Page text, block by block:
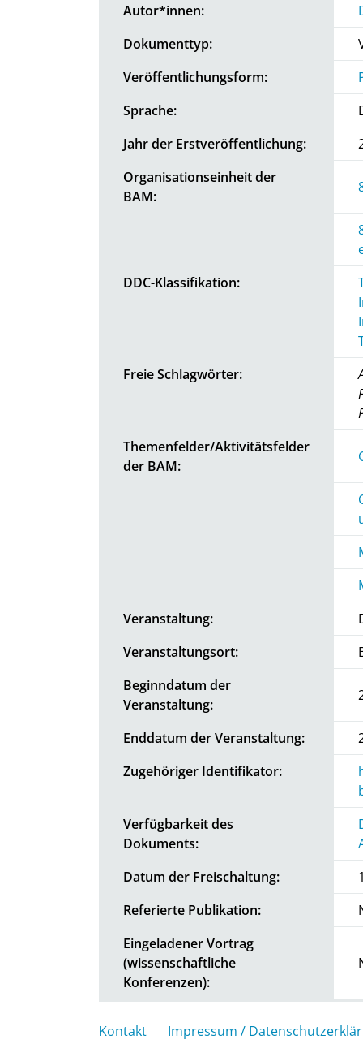
Autor*innen:
Dokumenttyp:
Veröffentlichungsform:
Sprache:
Jahr der Erstveröffentlichung:
Organisationseinheit der
BAM:
DDC-Klassifikation:
Freie Schlagwörter:
Themenfelder/Aktivitätsfelder
der BAM:
Veranstaltung:
Veranstaltungsort:
Beginndatum der
Veranstaltung:
Enddatum der Veranstaltung:
Zugehöriger Identifikator:
Verfügbarkeit des
Dokuments:
Datum der Freischaltung:
Referierte Publikation:
Eingeladener Vortrag
(wissenschaftliche
Konferenzen):
Kontakt Impressum /